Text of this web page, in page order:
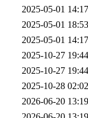
2025-05-01 14:17
2025-05-01 18:53
2025-05-01 14:17
2025-10-27 19:44
2025-10-27 19:44
2025-10-28 02:02
2026-06-20 13:19